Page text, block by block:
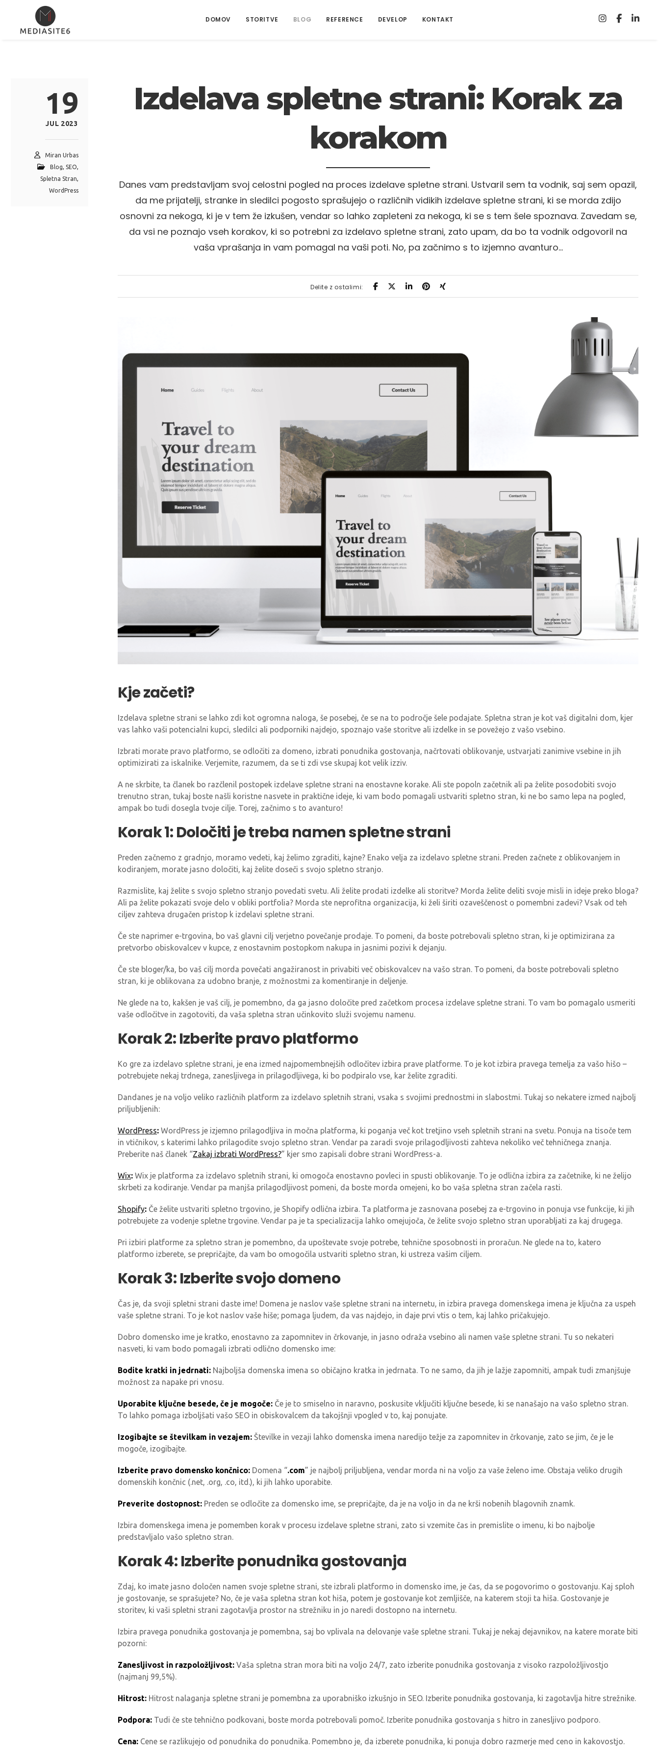
DOMOV STORITVE BLOG REFERENCE DEVELOP KONTAKT
19
JUL 2023
Miran Urbas
Blog, SEO,
Spletna Stran,
WordPress
Izdelava spletne strani: Korak za
korakom
Danes vam predstavljam svoj celostni pogled na proces izdelave spletne strani. Ustvaril sem ta vodnik, saj sem opazil,
da me prijatelji, stranke in sledilci pogosto sprašujejo o različnih vidikih izdelave spletne strani, ki se morda zdijo
osnovni za nekoga, ki je v tem že izkušen, vendar so lahko zapleteni za nekoga, ki se s tem šele spoznava. Zavedam se,
da vsi ne poznajo vseh korakov, ki so potrebni za izdelavo spletne strani, zato upam, da bo ta vodnik odgovoril na
vaša vprašanja in vam pomagal na vaši poti. No, pa začnimo s to izjemno avanturo…
Delite z ostalimi:
Kje začeti?
Izdelava spletne strani se lahko zdi kot ogromna naloga, še posebej, če se na to področje šele podajate. Spletna stran je kot vaš digitalni dom, kjer
vas lahko vaši potencialni kupci, sledilci ali podporniki najdejo, spoznajo vaše storitve ali izdelke in se povežejo z vašo vsebino.
Izbrati morate pravo platformo, se odločiti za domeno, izbrati ponudnika gostovanja, načrtovati oblikovanje, ustvarjati zanimive vsebine in jih
optimizirati za iskalnike. Verjemite, razumem, da se ti zdi vse skupaj kot velik izziv.
A ne skrbite, ta članek bo razčlenil postopek izdelave spletne strani na enostavne korake. Ali ste popoln začetnik ali pa želite posodobiti svojo
trenutno stran, tukaj boste našli koristne nasvete in praktične ideje, ki vam bodo pomagali ustvariti spletno stran, ki ne bo samo lepa na pogled,
ampak bo tudi dosegla tvoje cilje. Torej, začnimo s to avanturo!
Korak 1: Določiti je treba namen spletne strani
Preden začnemo z gradnjo, moramo vedeti, kaj želimo zgraditi, kajne? Enako velja za izdelavo spletne strani. Preden začnete z oblikovanjem in
kodiranjem, morate jasno določiti, kaj želite doseči s svojo spletno stranjo.
Razmislite, kaj želite s svojo spletno stranjo povedati svetu. Ali želite prodati izdelke ali storitve? Morda želite deliti svoje misli in ideje preko bloga?
Ali pa želite pokazati svoje delo v obliki portfolia? Morda ste neprofitna organizacija, ki želi širiti ozaveščenost o pomembni zadevi? Vsak od teh
ciljev zahteva drugačen pristop k izdelavi spletne strani.
Če ste naprimer e-trgovina, bo vaš glavni cilj verjetno povečanje prodaje. To pomeni, da boste potrebovali spletno stran, ki je optimizirana za
pretvorbo obiskovalcev v kupce, z enostavnim postopkom nakupa in jasnimi pozivi k dejanju.
Če ste bloger/ka, bo vaš cilj morda povečati angažiranost in privabiti več obiskovalcev na vašo stran. To pomeni, da boste potrebovali spletno
stran, ki je oblikovana za udobno branje, z možnostmi za komentiranje in deljenje.
Ne glede na to, kakšen je vaš cilj, je pomembno, da ga jasno določite pred začetkom procesa izdelave spletne strani. To vam bo pomagalo usmeriti
vaše odločitve in zagotoviti, da vaša spletna stran učinkovito služi svojemu namenu.
Korak 2: Izberite pravo platformo
Ko gre za izdelavo spletne strani, je ena izmed najpomembnejših odločitev izbira prave platforme. To je kot izbira pravega temelja za vašo hišo –
potrebujete nekaj trdnega, zanesljivega in prilagodljivega, ki bo podpiralo vse, kar želite zgraditi.
Dandanes je na voljo veliko različnih platform za izdelavo spletnih strani, vsaka s svojimi prednostmi in slabostmi. Tukaj so nekatere izmed najbolj
priljubljenih:
WordPress: WordPress je izjemno prilagodljiva in močna platforma, ki poganja več kot tretjino vseh spletnih strani na svetu. Ponuja na tisoče tem
in vtičnikov, s katerimi lahko prilagodite svojo spletno stran. Vendar pa zaradi svoje prilagodljivosti zahteva nekoliko več tehničnega znanja.
Preberite naš članek “Zakaj izbrati WordPress?” kjer smo zapisali dobre strani WordPress-a.
Wix: Wix je platforma za izdelavo spletnih strani, ki omogoča enostavno povleci in spusti oblikovanje. To je odlična izbira za začetnike, ki ne želijo
skrbeti za kodiranje. Vendar pa manjša prilagodljivost pomeni, da boste morda omejeni, ko bo vaša spletna stran začela rasti.
Shopify: Če želite ustvariti spletno trgovino, je Shopify odlična izbira. Ta platforma je zasnovana posebej za e-trgovino in ponuja vse funkcije, ki jih
potrebujete za vodenje spletne trgovine. Vendar pa je ta specializacija lahko omejujoča, če želite svojo spletno stran uporabljati za kaj drugega.
Pri izbiri platforme za spletno stran je pomembno, da upoštevate svoje potrebe, tehnične sposobnosti in proračun. Ne glede na to, katero
platformo izberete, se prepričajte, da vam bo omogočila ustvariti spletno stran, ki ustreza vašim ciljem.
Korak 3: Izberite svojo domeno
Čas je, da svoji spletni strani daste ime! Domena je naslov vaše spletne strani na internetu, in izbira pravega domenskega imena je ključna za uspeh
vaše spletne strani. To je kot naslov vaše hiše; pomaga ljudem, da vas najdejo, in daje prvi vtis o tem, kaj lahko pričakujejo.
Dobro domensko ime je kratko, enostavno za zapomnitev in črkovanje, in jasno odraža vsebino ali namen vaše spletne strani. Tu so nekateri
nasveti, ki vam bodo pomagali izbrati odlično domensko ime:
Bodite kratki in jedrnati: Najboljša domenska imena so običajno kratka in jedrnata. To ne samo, da jih je lažje zapomniti, ampak tudi zmanjšuje
možnost za napake pri vnosu.
Uporabite ključne besede, če je mogoče: Če je to smiselno in naravno, poskusite vključiti ključne besede, ki se nanašajo na vašo spletno stran.
To lahko pomaga izboljšati vašo SEO in obiskovalcem da takojšnji vpogled v to, kaj ponujate.
Izogibajte se številkam in vezajem: Številke in vezaji lahko domenska imena naredijo težje za zapomnitev in črkovanje, zato se jim, če je le
mogoče, izogibajte.
Izberite pravo domensko končnico: Domena “.com” je najbolj priljubljena, vendar morda ni na voljo za vaše želeno ime. Obstaja veliko drugih
domenskih končnic (.net, .org, .co, itd.), ki jih lahko uporabite.
Preverite dostopnost: Preden se odločite za domensko ime, se prepričajte, da je na voljo in da ne krši nobenih blagovnih znamk.
Izbira domenskega imena je pomemben korak v procesu izdelave spletne strani, zato si vzemite čas in premislite o imenu, ki bo najbolje
predstavljalo vašo spletno stran.
Korak 4: Izberite ponudnika gostovanja
Zdaj, ko imate jasno določen namen svoje spletne strani, ste izbrali platformo in domensko ime, je čas, da se pogovorimo o gostovanju. Kaj sploh
je gostovanje, se sprašujete? No, če je vaša spletna stran kot hiša, potem je gostovanje kot zemljišče, na katerem stoji ta hiša. Gostovanje je
storitev, ki vaši spletni strani zagotavlja prostor na strežniku in jo naredi dostopno na internetu.
Izbira pravega ponudnika gostovanja je pomembna, saj bo vplivala na delovanje vaše spletne strani. Tukaj je nekaj dejavnikov, na katere morate biti
pozorni:
Zanesljivost in razpoložljivost: Vaša spletna stran mora biti na voljo 24/7, zato izberite ponudnika gostovanja z visoko razpoložljivostjo
(najmanj 99,5%).
Hitrost: Hitrost nalaganja spletne strani je pomembna za uporabniško izkušnjo in SEO. Izberite ponudnika gostovanja, ki zagotavlja hitre strežnike.
Podpora: Tudi če ste tehnično podkovani, boste morda potrebovali pomoč. Izberite ponudnika gostovanja s hitro in zanesljivo podporo.
Cena: Cene se razlikujejo od ponudnika do ponudnika. Pomembno je, da izberete ponudnika, ki ponuja dobro razmerje med ceno in kakovostjo.